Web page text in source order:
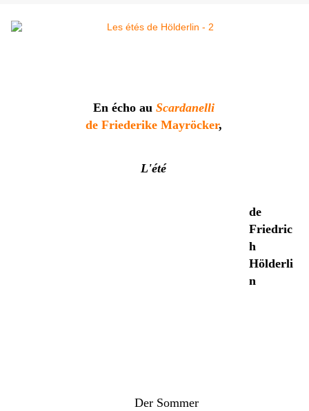
En écho au Scardanelli
de Friederike Mayröcker,
L'été
de
Friedric
h
Hölderli
n
Der Sommer